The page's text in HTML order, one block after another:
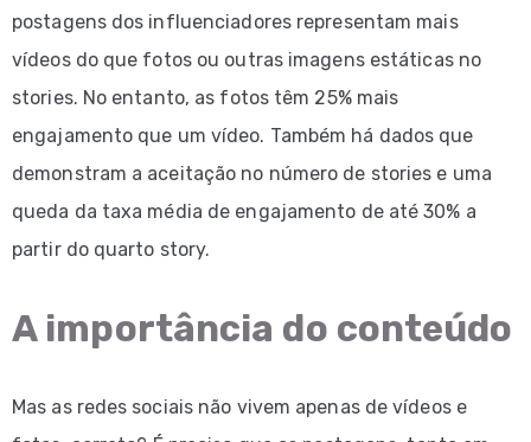
postagens dos influenciadores representam mais
vídeos do que fotos ou outras imagens estáticas no
stories. No entanto, as fotos têm 25% mais
engajamento que um vídeo. Também há dados que
demonstram a aceitação no número de stories e uma
queda da taxa média de engajamento de até 30% a
partir do quarto story.
A importância do conteúdo
Mas as redes sociais não vivem apenas de vídeos e